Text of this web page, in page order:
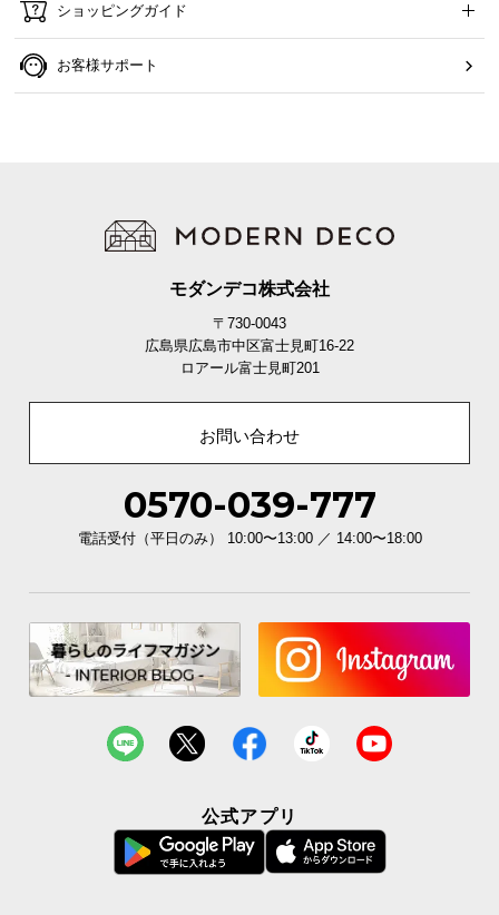
ショッピングガイド
お客様サポート
モダンデコ株式会社
〒730-0043
広島県広島市中区富士見町16-22
ロアール富士見町201
お問い合わせ
0570-039-777
電話受付（平日のみ） 10:00〜13:00 ／ 14:00〜18:00
公式アプリ